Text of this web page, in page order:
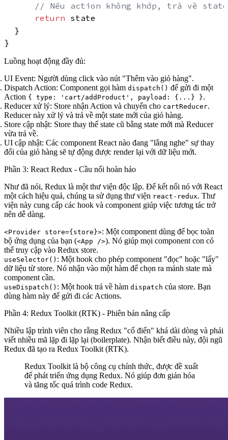
// Nếu action không khớp, trả về
return state
  }
Luồng hoạt động đầy đủ:
UI Event: Người dùng click vào nút "Thêm vào giỏ hàng".
Dispatch Action: Component gọi hàm dispatch() để gửi đi một
Action { type: 'cart/addProduct', payload: {...} }.
Reducer xử lý: Store nhận Action và chuyển cho cartReducer.
Reducer này xử lý và trả về một state mới của giỏ hàng.
Store cập nhật: Store thay thế state cũ bằng state mới mà Reducer
vừa trả về.
UI cập nhật: Các component React nào đang "lắng nghe" sự thay
đổi của giỏ hàng sẽ tự động được render lại với dữ liệu mới.
Phần 3: React Redux - Cầu nối hoàn hảo
Như đã nói, Redux là một thư viện độc lập. Để kết nối nó với React
một cách hiệu quả, chúng ta sử dụng thư viện react-redux. Thư
viện này cung cấp các hook và component giúp việc tương tác trở
nên dễ dàng.
<Provider store={store}>: Một component dùng để bọc toàn
bộ ứng dụng của bạn (<App />). Nó giúp mọi component con có
thể truy cập vào Redux store.
useSelector() : Một hook cho phép component "đọc" hoặc "lấy"
dữ liệu từ store. Nó nhận vào một hàm để chọn ra mảnh state mà
component cần.
useDispatch() : Một hook trả về hàm dispatch của store. Bạn
dùng hàm này để gửi đi các Actions.
Phần 4: Redux Toolkit (RTK) - Phiên bản nâng cấp
Nhiều lập trình viên cho rằng Redux "cổ điển" khá dài dòng và phải
viết nhiều mã lặp đi lặp lại (boilerplate). Nhận biết điều này, đội ngũ
Redux đã tạo ra Redux Toolkit (RTK).
Redux Toolkit là bộ công cụ chính thức, được đề xuất
để phát triển ứng dụng Redux. Nó giúp đơn giản hóa
và tăng tốc quá trình code Redux.